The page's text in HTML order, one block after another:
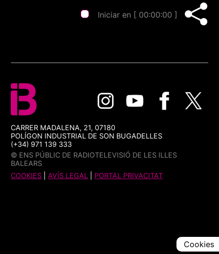
Iniciar en [ 00:00:00 ]
CARRER MADALENA, 21, 07180
POLÍGON INDUSTRIAL DE SON BUGADELLES
(+34) 971 139 333
© ENS PÚBLIC DE RADIOTELEVISIÓ DE LES ILLES
BALEARS
COOKIES |AVÍS LEGAL PORTAL PRIVACITAT
Cookies